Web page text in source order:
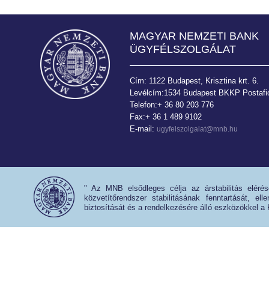
MAGYAR NEMZETI BANK
ÜGYFÉLSZOLGÁLAT
Cím: 1122 Budapest, Krisztina krt. 6.
Levélcím:1534 Budapest BKKP
Telefon:+ 36 80 203 776
Fax:+ 36 1 489 9102
E-mail: ugyfelszolgalat@mnb.hu
" Az MNB elsődleges célja az árstabilitás
közvetítőrendszer stabilitásának fenntartását,
biztosítását és a rendelkezésére álló eszközökkel a